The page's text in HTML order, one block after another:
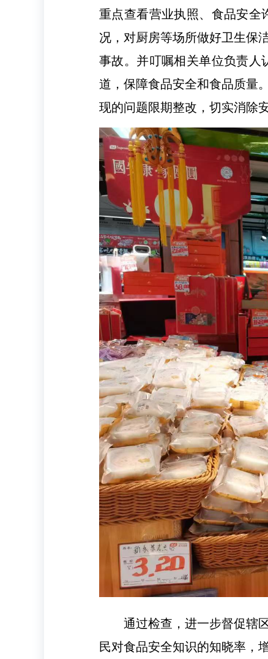
重点查看营业执照、食品安
况，对厨房等场所做好卫生保
事故。并叮嘱相关单位负责
道，保障食品安全和食品质量
现的问题限期整改，切实消除
通过检查，进一步督促辖
民对食品安全知识的知晓率，